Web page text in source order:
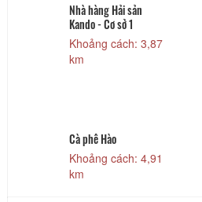
Dạ Lan Central
Khoảng cách: 4,63
km